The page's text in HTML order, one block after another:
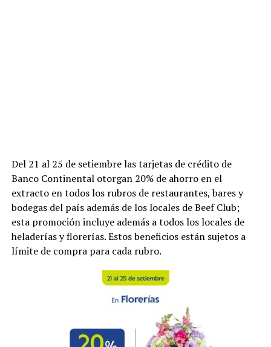
Del 21 al 25 de setiembre las tarjetas de crédito de
Banco Continental otorgan 20% de ahorro en el
extracto en todos los rubros de restaurantes, bares y
bodegas del país además de los locales de Beef Club;
esta promoción incluye además a todos los locales de
heladerías y florerías. Estos beneficios están sujetos a
límite de compra para cada rubro.